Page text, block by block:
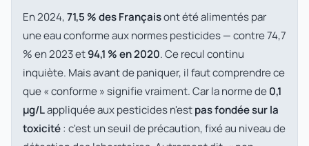
En 2024,71,5 % des Françaisont été alimentés par
une eau conforme aux normes pesticides — contre 74,7
% en 2023 et94,1 % en 2020. Ce recul continu
inquiète. Mais avant de paniquer, il faut comprendre ce
que « conforme » signifie vraiment. Car la norme de0,1
µg/Lappliquée aux pesticides n'estpas fondée sur la
toxicité: c'est un seuil de précaution, fixé au niveau de